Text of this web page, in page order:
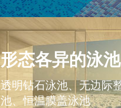
形态各异的泳池
透明钻石泳池、无边际
池、恒温膜盖泳池